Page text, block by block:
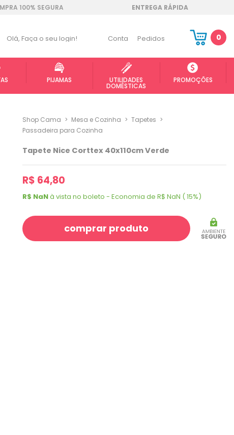
100% SEGURA ENTREGA RÁPIDA
Olá, Faça o seu login! Conta Pedidos 0
PIJAMAS UTILIDADES
DOMÉSTICAS
PROMOÇÕES
Shop Cama > Mesa e Cozinha > Tapetes >
Passadeira para Cozinha
Tapete Nice Corttex 40x110cm Verde
R$ 64,80
R$ NaNà vista no boleto - Economia de R$ NaN ( 15%)
comprar produto